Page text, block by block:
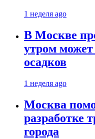
1 неделя ago
В Москве
утром
осадков
1 неделя ago
Москва
разработке
города